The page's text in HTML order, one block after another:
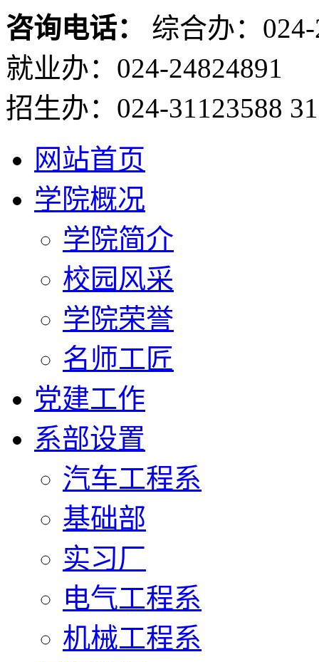
咨询电话：
综合办：
就业办：024-24824891
招生办：024-31123588
网站首页
学院概况
学院简介
校园风采
学院荣誉
名师工匠
党建工作
系部设置
汽车工程系
基础部
实习厂
电气工程系
机械工程系